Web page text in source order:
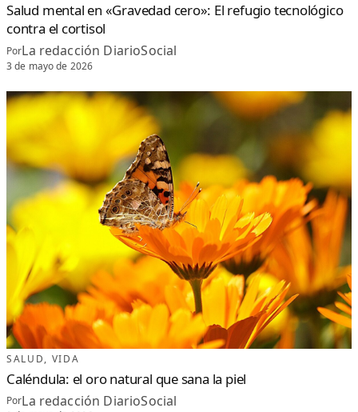
Salud mental en «Gravedad cero»: El refugio tecnológico
contra el cortisol
PorLa redacción DiarioSocial
3 de mayo de 2026
SALUD, VIDA
Caléndula: el oro natural que sana la piel
PorLa redacción DiarioSocial